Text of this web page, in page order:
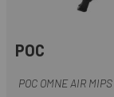
POC
POC OMNE AIR MIPS